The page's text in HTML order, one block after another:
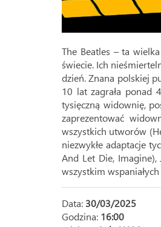
The Beatles – ta
świecie. Ich
dzień. Znana polskiej
10 lat zagrała ponad
tysięczną widownię,
zaprezentować
wszystkich utworów
niezwykłe adaptacje
And Let Die, Imagine),
wszystkim
Data: 30/03/2025
Godzina: 16:00